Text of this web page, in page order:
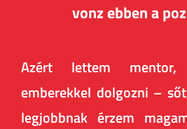
vonz ebben a
Azért lettem mentor,
emberekkel dolgozni –
legjobbnak érzem